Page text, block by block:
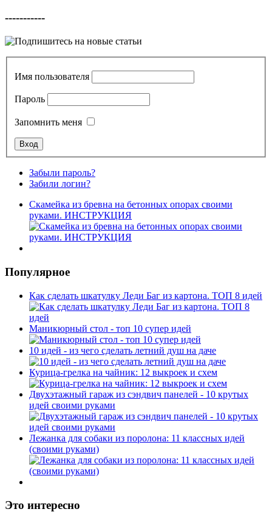
-----------
Имя пользователя
Пароль
Запомнить меня
Забыли пароль?
Забили логин?
Скамейка из бревна на бетонных опорах своими
руками. ИНСТРУКЦИЯ
Популярное
Как сделать шкатулку Леди Баг из картона. ТОП 8 идей
Маникюрный стол - топ 10 супер идей
10 идей - из чего сделать летний душ на даче
Курица-грелка на чайник: 12 выкроек и схем
Двухэтажный гараж из сэндвич панелей - 10 крутых
идей своими руками
Лежанка для собаки из поролона: 11 классных идей
(своими руками)
Это интересно